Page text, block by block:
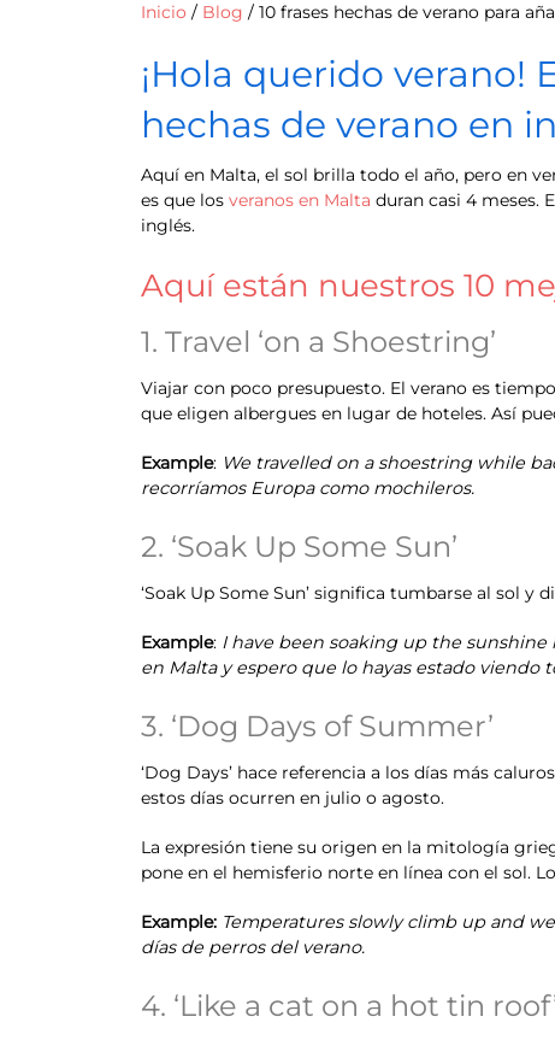
Inicio / Blog / 10 frases hechas de verano para
¡Hola querido verano!
hechas de verano en
Aquí en Malta, el sol brilla todo el año, pero en
es que los veranos en Malta duran casi 4 meses.
inglés.
Aquí están nuestros 10
1. Travel ‘on a Shoestring’
Viajar con poco presupuesto. El verano es
que eligen albergues en lugar de hoteles. Así
Example: We travelled on a shoestring while
recorríamos Europa como mochileros.
2. ‘Soak Up Some Sun’
‘Soak Up Some Sun’ significa tumbarse al sol y
Example: I have been soaking up the sunshine
en Malta y espero que lo hayas estado viendo
3. ‘Dog Days of Summer’
‘Dog Days’ hace referencia a los días más
estos días ocurren en julio o agosto.
La expresión tiene su origen en la mitología
pone en el hemisferio norte en línea con el sol.
Example: Temperatures slowly climb up and
días de perros del verano.
4. ‘Like a cat on a hot tin